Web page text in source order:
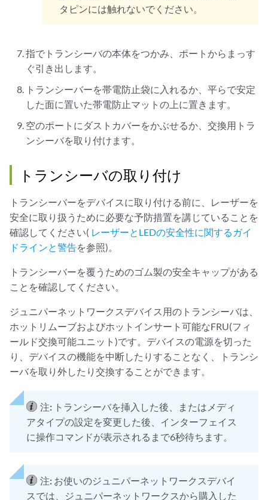
タピンには触れないでください。
指でトランシーバの本体をつかみ、ポートからまっす
ぐ引き出します。
トランシーバーを帯電防止袋に入れるか、平らで安定
した面に置いた帯電防止マットの上に置きます。
空のポートにダストカバーをかぶせるか、交換用トラ
ンシーバを取り付けます。
トランシーバの取り付け
トランシーバーをデバイスに取り付ける前に、レーザーを
安全に取り扱うために必要な予防措置を講じていることを
確認してください( レーザーとLEDの安全性に関するガイ
ドラインと警告を参照)。
トランシーバーを覆うためのゴム製の安全キャップがある
ことを確認してください。
ジュニパーネットワークスデバイス用のトランシーバは、
ホットリムーブおよびホットインサート可能なFRU(フィ
ールド交換可能ユニット)です。デバイスの電源を切った
り、デバイスの機能を中断したりすることなく、トランシ
ーバを取り外したり交換することができます。
注: トランシーバを挿入した後、またはメディ
アタイプの設定を変更した後、インターフェイス
に操作コマンドが表示されるまで6秒待ちます。
注: お使いのジュニパーネットワークスデバイ
スでは、ジュニパーネットワークスから購入した